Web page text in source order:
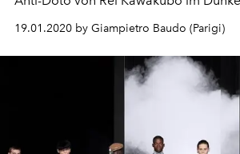
Gesellschaft. Und das Ergebnis ist ein
Wirbel mit einer fröhlichen Einstellung
19.01.2020 by Giampietro Baudo (Parigi)